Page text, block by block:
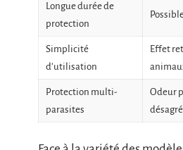
Longue durée de
protection
Simplicité
d’utilisation
Effet
Protection multi-
parasites
Odeur